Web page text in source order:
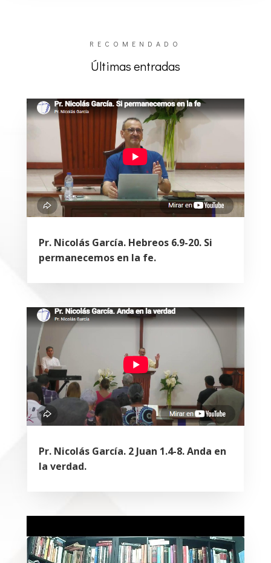
RECOMENDADO
Últimas entradas
Pr. Nicolás García. Hebreos 6.9-20. Si
permanecemos en la fe.
Pr. Nicolás García. 2 Juan 1.4-8. Anda en
la verdad.